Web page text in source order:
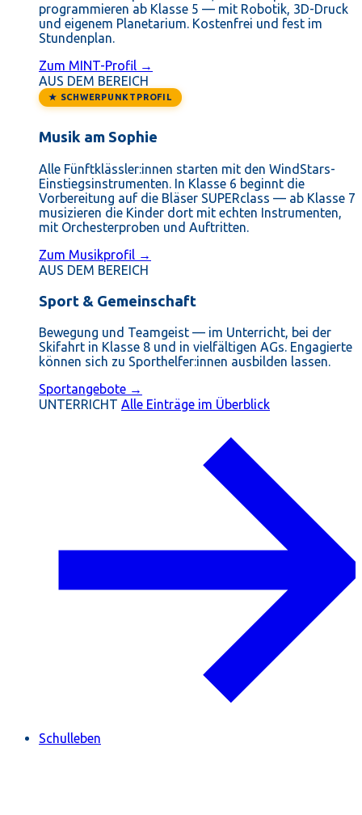
programmieren ab Klasse 5 — mit Robotik, 3D-Druck
und eigenem Planetarium. Kostenfrei und fest im
Stundenplan.
Zum MINT-Profil →
AUS DEM BEREICH
★ SCHWERPUNKTPROFIL
Musik am Sophie
Alle Fünftklässler:innen starten mit den WindStars-
Einstiegsinstrumenten. In Klasse 6 beginnt die
Vorbereitung auf die Bläser SUPERclass — ab Klasse 7
musizieren die Kinder dort mit echten Instrumenten,
mit Orchesterproben und Auftritten.
Zum Musikprofil →
AUS DEM BEREICH
Sport & Gemeinschaft
Bewegung und Teamgeist — im Unterricht, bei der
Skifahrt in Klasse 8 und in vielfältigen AGs. Engagierte
können sich zu Sporthelfer:innen ausbilden lassen.
Sportangebote →
UNTERRICHT Alle Einträge im Überblick
Schulleben